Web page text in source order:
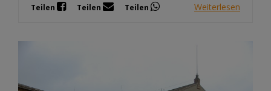
Teilen Teilen Teilen Weiterlesen